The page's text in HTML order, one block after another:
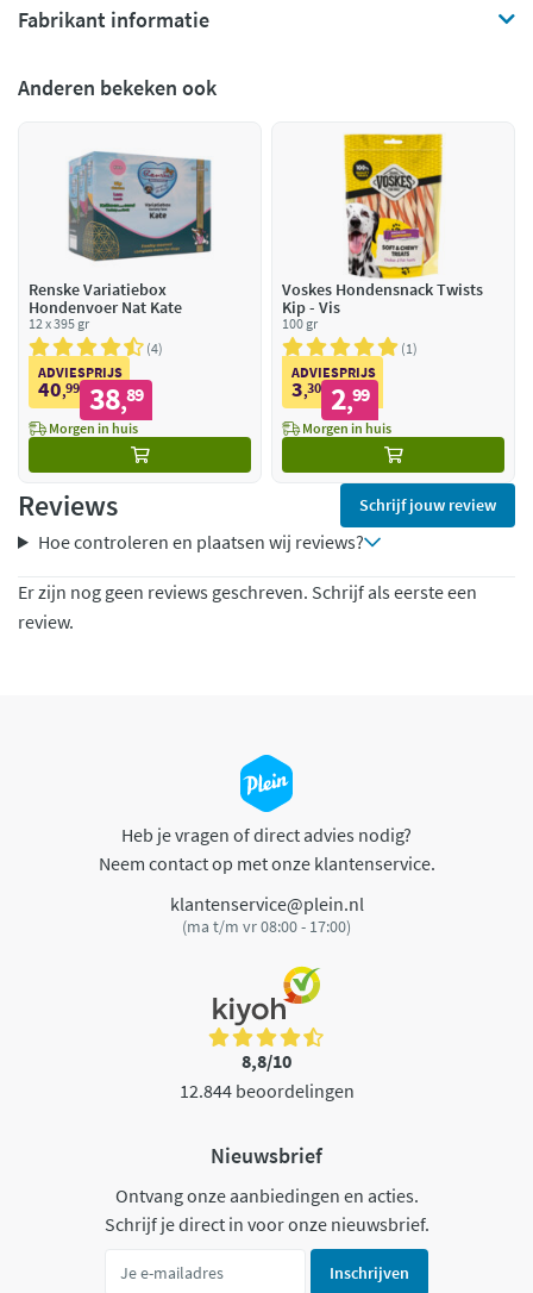
Fabrikant informatie
Anderen bekeken ook
Renske Variatiebox
Hondenvoer Nat Kate
12 x 395 gr
4
ADVIESPRIJS
40,99 38,89
Morgen in huis
Voskes Hondensnack Twists
Kip - Vis
100 gr
1
ADVIESPRIJS
3,30 2,99
Morgen in huis
Reviews Schrijf jouw review
Hoe controleren en plaatsen wij reviews?
Er zijn nog geen reviews geschreven. Schrijf als eerste een
review.
Heb je vragen of direct advies nodig?
Neem contact op met onze klantenservice.
klantenservice@plein.nl
(ma t/m vr 08:00 - 17:00)
8,8/10
12.844 beoordelingen
Nieuwsbrief
Ontvang onze aanbiedingen en acties.
Schrijf je direct in voor onze nieuwsbrief.
Inschrijven